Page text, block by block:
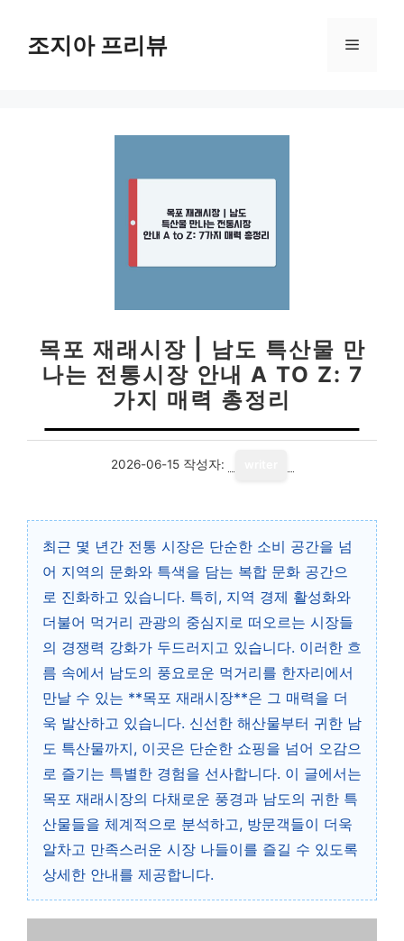
조지아 프리뷰 메
목포 재래시장 | 남도 특산물 만
나는 전통시장 안내 A TO Z: 7
가지 매력 총정리
2026-06-15 작성자:
최근 몇 년간 전통 시장은 단순한 소비 공간을 넘
어 지역의 문화와 특색을 담는 복합 문화 공간으
로 진화하고 있습니다. 특히, 지역 경제 활성화와
더불어 먹거리 관광의 중심지로 떠오르는 시장들
의 경쟁력 강화가 두드러지고 있습니다. 이러한 흐
름 속에서 남도의 풍요로운 먹거리를 한자리에서
만날 수 있는 **목포 재래시장**은 그 매력을 더
욱 발산하고 있습니다. 신선한 해산물부터 귀한 남
도 특산물까지, 이곳은 단순한 쇼핑을 넘어 오감으
로 즐기는 특별한 경험을 선사합니다. 이 글에서는
목포 재래시장의 다채로운 풍경과 남도의 귀한 특
산물들을 체계적으로 분석하고, 방문객들이 더욱
알차고 만족스러운 시장 나들이를 즐길 수 있도록
상세한 안내를 제공합니다.